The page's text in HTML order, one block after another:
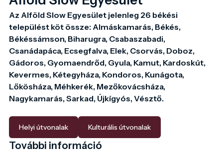
Az Alföld Slow Egyesület jelenleg 26 békési
települést köt össze: Almáskamarás, Békés,
Békéssámson, Biharugra, Csabaszabadi,
Csanádapáca, Ecsegfalva, Elek, Csorvás, Doboz,
Gádoros, Gyomaendrőd, Gyula, Kamut, Kardoskút,
Kevermes, Kétegyháza, Kondoros, Kunágota,
Lőkösháza, Méhkerék, Mezőkovácsháza,
Nagykamarás, Sarkad, Újkígyós, Vésztő.
Helyi útvonalak Kulturális útvonalak
További információ